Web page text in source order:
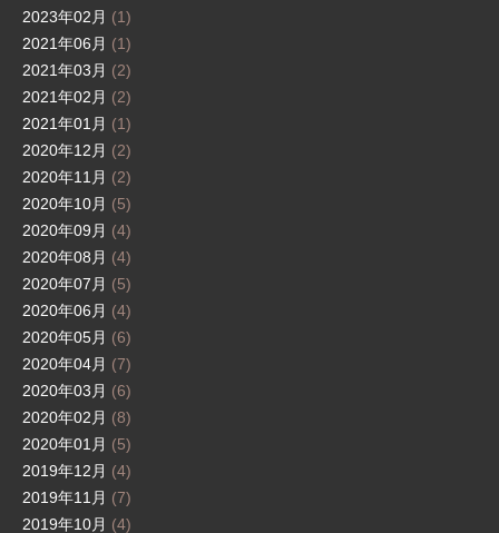
2023年02月 (1)
2021年06月 (1)
2021年03月 (2)
2021年02月 (2)
2021年01月 (1)
2020年12月 (2)
2020年11月 (2)
2020年10月 (5)
2020年09月 (4)
2020年08月 (4)
2020年07月 (5)
2020年06月 (4)
2020年05月 (6)
2020年04月 (7)
2020年03月 (6)
2020年02月 (8)
2020年01月 (5)
2019年12月 (4)
2019年11月 (7)
2019年10月 (4)